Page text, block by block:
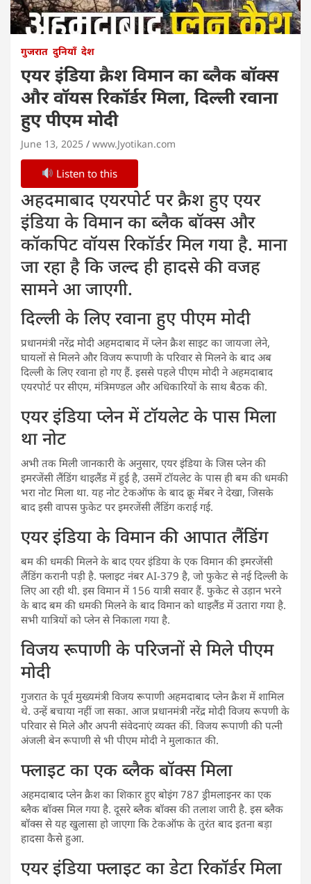
गुजरात दुनियाँ देश
एयर इंडिया क्रैश विमान का ब्लैक बॉक्स
और वॉयस रिकॉर्डर मिला, दिल्ली रवाना
हुए पीएम मोदी
June 13, 2025 www.Jyotikan.com
Listen to this
अहदमाबाद एयरपोर्ट पर क्रैश हुए एयर
इंडिया के विमान का ब्लैक बॉक्स और
कॉकपिट वॉयस रिकॉर्डर मिल गया है. माना
जा रहा है कि जल्द ही हादसे की वजह
सामने आ जाएगी.
दिल्ली के लिए रवाना हुए पीएम मोदी
प्रधानमंत्री नरेंद्र मोदी अहमदाबाद में प्लेन क्रैश साइट का जायजा लेने,
घायलों से मिलने और विजय रूपाणी के परिवार से मिलने के बाद अब
दिल्ली के लिए रवाना हो गए हैं. इससे पहले पीएम मोदी ने अहमदाबाद
एयरपोर्ट पर सीएम, मंत्रिमण्डल और अधिकारियों के साथ बैठक की.
एयर इंडिया प्लेन में टॉयलेट के पास मिला
था नोट
अभी तक मिली जानकारी के अनुसार, एयर इंडिया के जिस प्लेन की
इमरजेंसी लैंडिंग थाइलैंड में हुई है, उसमें टॉयलेट के पास ही बम की धमकी
भरा नोट मिला था. यह नोट टेकऑफ के बाद क्रू मेंबर ने देखा, जिसके
बाद इसी वापस फुकेट पर इमरजेंसी लैंडिंग कराई गई.
एयर इंडिया के विमान की आपात लैंडिंग
बम की धमकी मिलने के बाद एयर इंडिया के एक विमान की इमरजेंसी
लैंडिंग करानी पड़ी है. फ्लाइट नंबर AI-379 है, जो फुकेट से नई दिल्ली के
लिए आ रही थी. इस विमान में 156 यात्री सवार हैं. फुकेट से उड़ान भरने
के बाद बम की धमकी मिलने के बाद विमान को थाइलैंड में उतारा गया है.
सभी यात्रियों को प्लेन से निकाला गया है.
विजय रूपाणी के परिजनों से मिले पीएम
मोदी
गुजरात के पूर्व मुख्यमंत्री विजय रूपाणी अहमदाबाद प्लेन क्रैश में शामिल
थे. उन्हें बचाया नहीं जा सका. आज प्रधानमंत्री नरेंद्र मोदी विजय रूपणी के
परिवार से मिले और अपनी संवेदनाएं व्यक्त कीं. विजय रूपाणी की पत्नी
अंजली बेन रूपाणी से भी पीएम मोदी ने मुलाकात की.
फ्लाइट का एक ब्लैक बॉक्स मिला
अहमदाबाद प्लेन क्रैश का शिकार हुए बोइंग 787 ड्रीमलाइनर का एक
ब्लैक बॉक्स मिल गया है. दूसरे ब्लैक बॉक्स की तलाश जारी है. इस ब्लैक
बॉक्स से यह खुलासा हो जाएगा कि टेकऑफ के तुरंत बाद इतना बड़ा
हादसा कैसे हुआ.
एयर इंडिया फ्लाइट का डेटा रिकॉर्डर मिला